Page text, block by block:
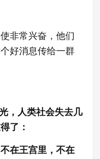
非常兴奋，他们
好消息传给一群
，人类社会失去几
了：
在王宫里，不在